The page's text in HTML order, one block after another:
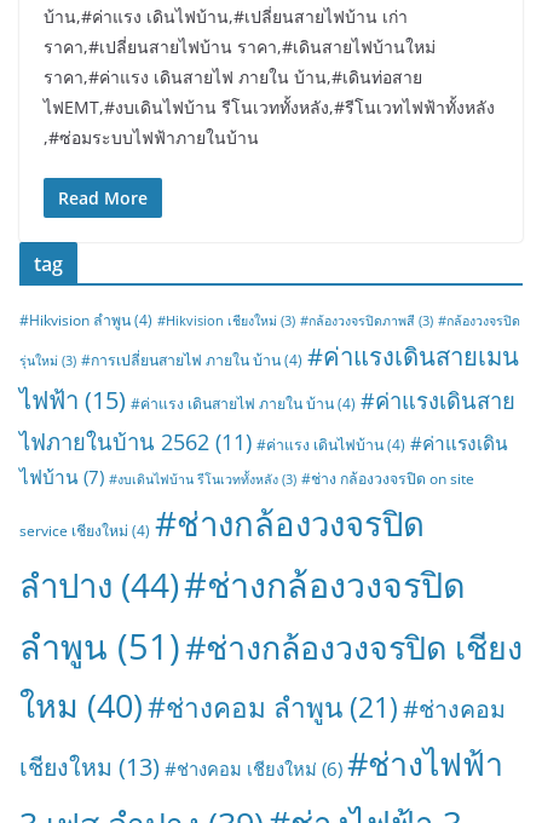
บ้าน,#ค่าแรง เดินไฟบ้าน,#เปลี่ยนสายไฟบ้าน เก่า
ราคา,#เปลี่ยนสายไฟบ้าน ราคา,#เดินสายไฟบ้านใหม่
ราคา,#ค่าแรง เดินสายไฟ ภายใน บ้าน,#เดินท่อสาย
ไฟEMT,#งบเดินไฟบ้าน รีโนเวททั้งหลัง,#รีโนเวทไฟฟ้าทั้งหลัง
,#ซ่อมระบบไฟฟ้าภายในบ้าน
Read More
tag
#Hikvision ลำพูน(4) #Hikvision เชียงใหม่ (3) #กล้องวงจรปิดภาพสี (3) #กล้องวงจรปิด
รุ่นใหม่ (3) #การเปลี่ยนสายไฟ ภายใน บ้าน(4) #ค่าแรงเดินสายเมน
ไฟฟ้า (15) #ค่าแรง เดินสายไฟ ภายใน บ้าน(4) #ค่าแรงเดินสาย
ไฟภายในบ้าน 2562 (11) #ค่าแรง เดินไฟบ้าน(4) #ค่าแรงเดิน
ไฟบ้าน(7) #งบเดินไฟบ้าน รีโนเวททั้งหลัง (3) #ช่าง กล้องวงจรปิด on site
service เชียงใหม่ (4) #ช่างกล้องวงจรปิด
ลำปาง (44)#ช่างกล้องวงจรปิด
ลำพูน (51)#ช่างกล้องวงจรปิด เชียง
ใหม (40)#ช่างคอม ลำพูน (21)#ช่างคอม
เชียงใหม (13) #ช่างคอม เชียงใหม่ (6) #ช่างไฟฟ้า